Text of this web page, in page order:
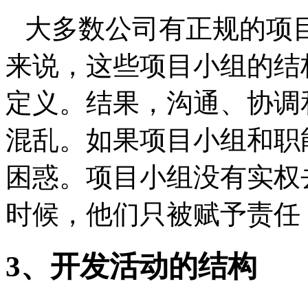
大多数公司有正规的项
来说，这些项目小组的
定义。结果，沟通、协
混乱。如果项目小组和
困惑。项目小组没有实
时候，他们只被赋予责
3、开发活动的结构